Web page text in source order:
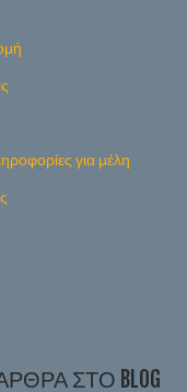
για μέλη
ΣΤΟ BLOG